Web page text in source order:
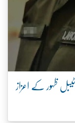
ظہور کے اعزاز